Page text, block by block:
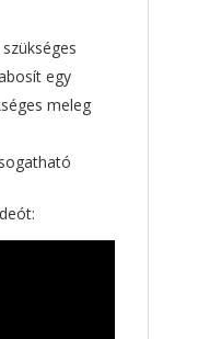
egy
meleg